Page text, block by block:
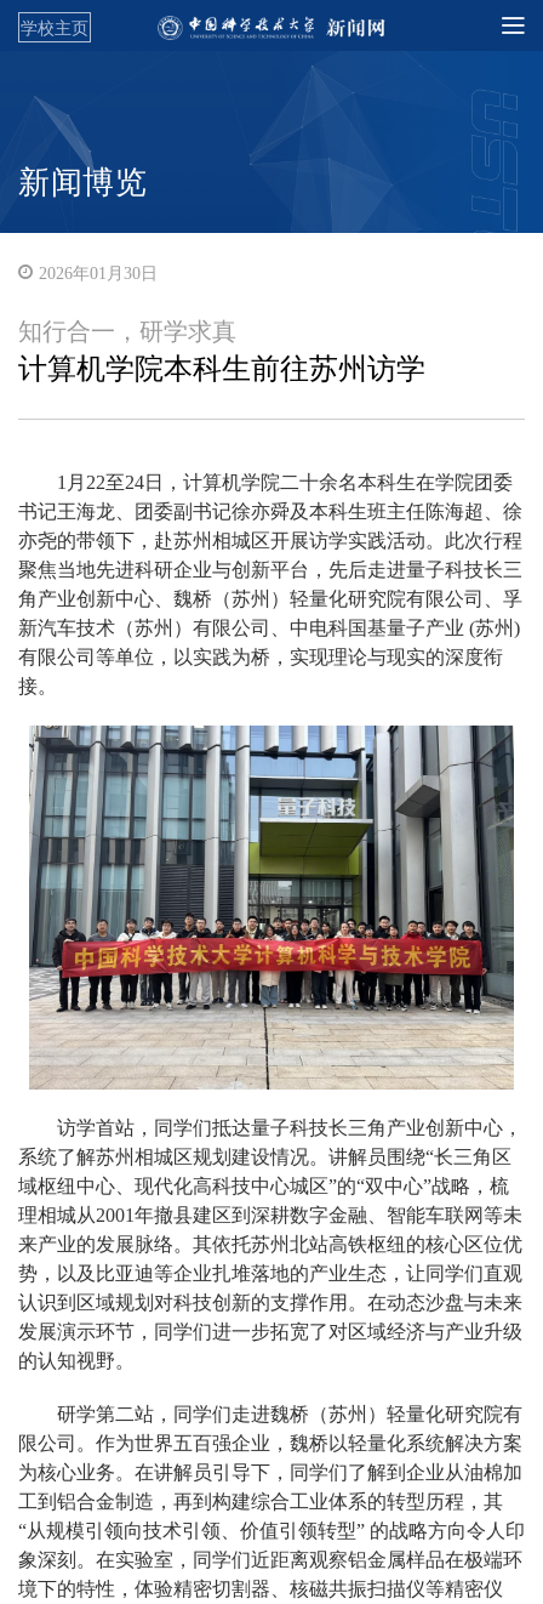
学校主页
新闻博览
2026年01月30日
知行合一，研学求真
计算机学院本科生前往苏州访学
1月22至24日，计算机学院二十余名本科生在学院团委
书记王海龙、团委副书记徐亦舜及本科生班主任陈海超、徐
亦尧的带领下，赴苏州相城区开展访学实践活动。此次行程
聚焦当地先进科研企业与创新平台，先后走进量子科技长三
角产业创新中心、魏桥（苏州）轻量化研究院有限公司、孚
新汽车技术（苏州）有限公司、中电科国基量子产业 (苏州)
有限公司等单位，以实践为桥，实现理论与现实的深度衔
接。
访学首站，同学们抵达量子科技长三角产业创新中心，
系统了解苏州相城区规划建设情况。讲解员围绕“长三角区
域枢纽中心、现代化高科技中心城区”的“双中心”战略，梳
理相城从2001年撤县建区到深耕数字金融、智能车联网等未
来产业的发展脉络。其依托苏州北站高铁枢纽的核心区位优
势，以及比亚迪等企业扎堆落地的产业生态，让同学们直观
认识到区域规划对科技创新的支撑作用。在动态沙盘与未来
发展演示环节，同学们进一步拓宽了对区域经济与产业升级
的认知视野。
研学第二站，同学们走进魏桥（苏州）轻量化研究院有
限公司。作为世界五百强企业，魏桥以轻量化系统解决方案
为核心业务。在讲解员引导下，同学们了解到企业从油棉加
工到铝合金制造，再到构建综合工业体系的转型历程，其
“从规模引领向技术引领、价值引领转型” 的战略方向令人印
象深刻。在实验室，同学们近距离观察铝金属样品在极端环
境下的特性，体验精密切割器、核磁共振扫描仪等精密仪